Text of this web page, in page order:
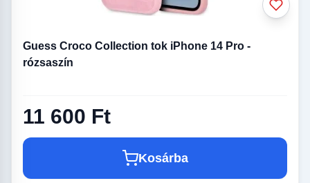
Guess Croco Collection tok iPhone 14 Pro -
rózsaszín
11 600 Ft
Kosárba